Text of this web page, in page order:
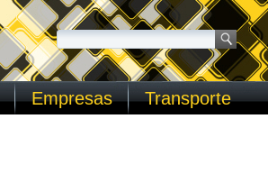
Empresas Transporte